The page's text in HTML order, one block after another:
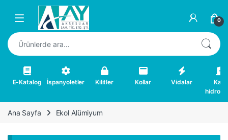
Skip to navigation
Skip to content
0
Ara:
E-Katalog İspanyoletler Kilitler Kollar Vidalar
Kapı
Ana Sayfa Ekol Alümiyum